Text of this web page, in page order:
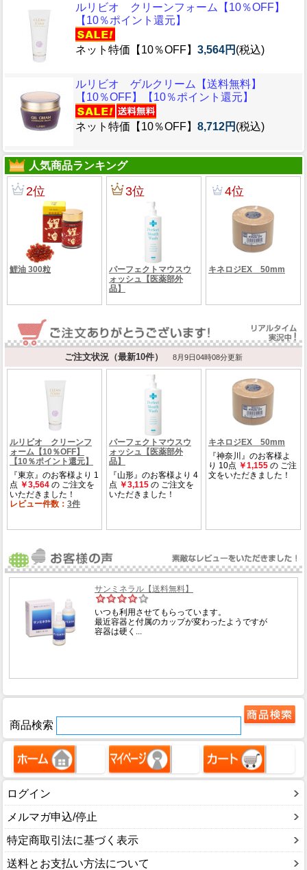
ルリビオ クリーンフォーム【10％OFF】
【10％ポイント還元】
ネット特価【10％OFF】 3,564円 (税込)
ルリビオ ゲルクリーム【送料無料】
【10％OFF】【10％ポイント還元】
ネット特価【10％OFF】 8,712円 (税込)
人気商品ランキング
商品検索
ログイン
メルマガ申込/停止
特定商取引法に基づく表示
送料とお支払い方法について